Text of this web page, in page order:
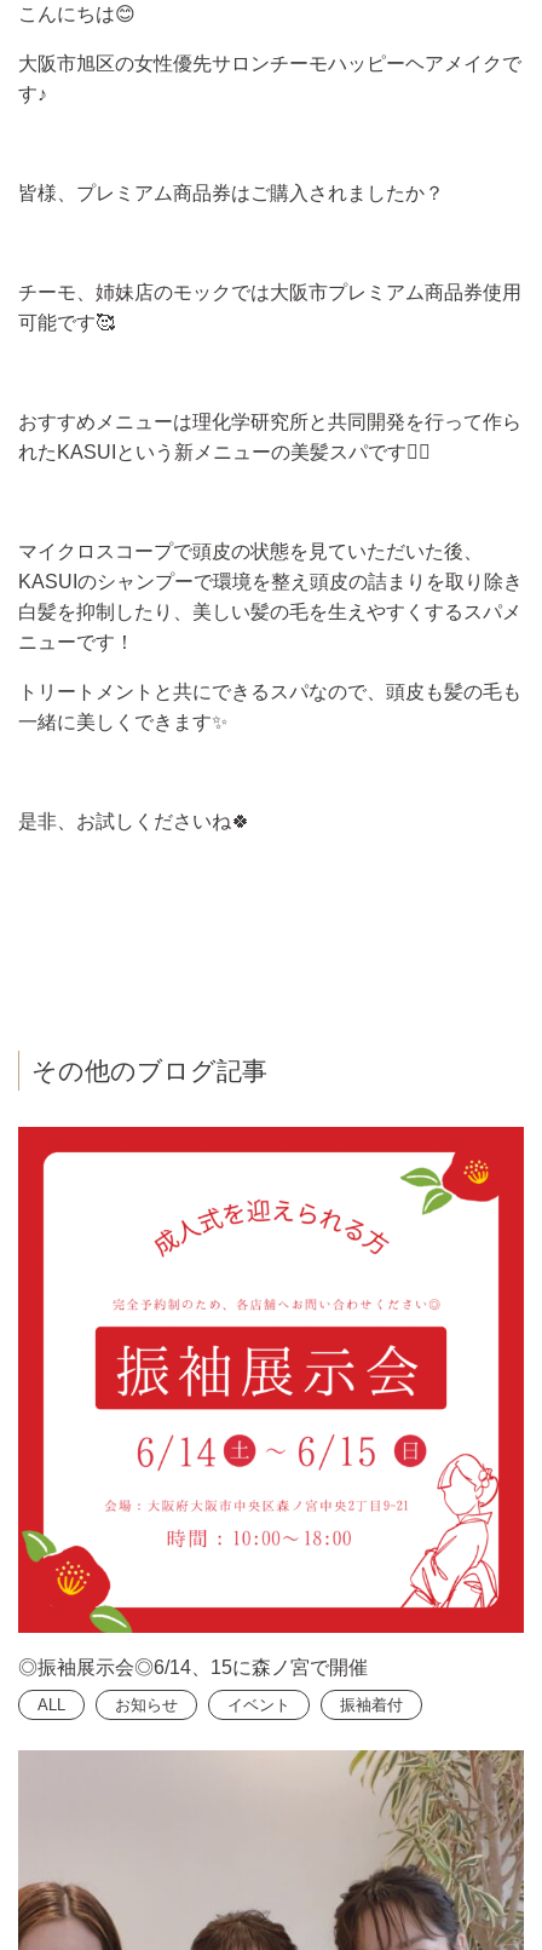
こんにちは😊
大阪市旭区の女性優先サロンチーモハッピーヘアメイクで
す♪
皆様、プレミアム商品券はご購入されましたか？
チーモ、姉妹店のモックでは大阪市プレミアム商品券使用
可能です🥰
おすすめメニューは理化学研究所と共同開発を行って作ら
れたKASUIという新メニューの美髪スパです💆‍♀️
マイクロスコープで頭皮の状態を見ていただいた後、
KASUIのシャンプーで環境を整え頭皮の詰まりを取り除き
白髪を抑制したり、美しい髪の毛を生えやすくするスパメ
ニューです！
トリートメントと共にできるスパなので、頭皮も髪の毛も
一緒に美しくできます✨
是非、お試しくださいね🍀
その他のブログ記事
◎振袖展示会◎6/14、15に森ノ宮で開催
ALL お知らせ イベント 振袖着付